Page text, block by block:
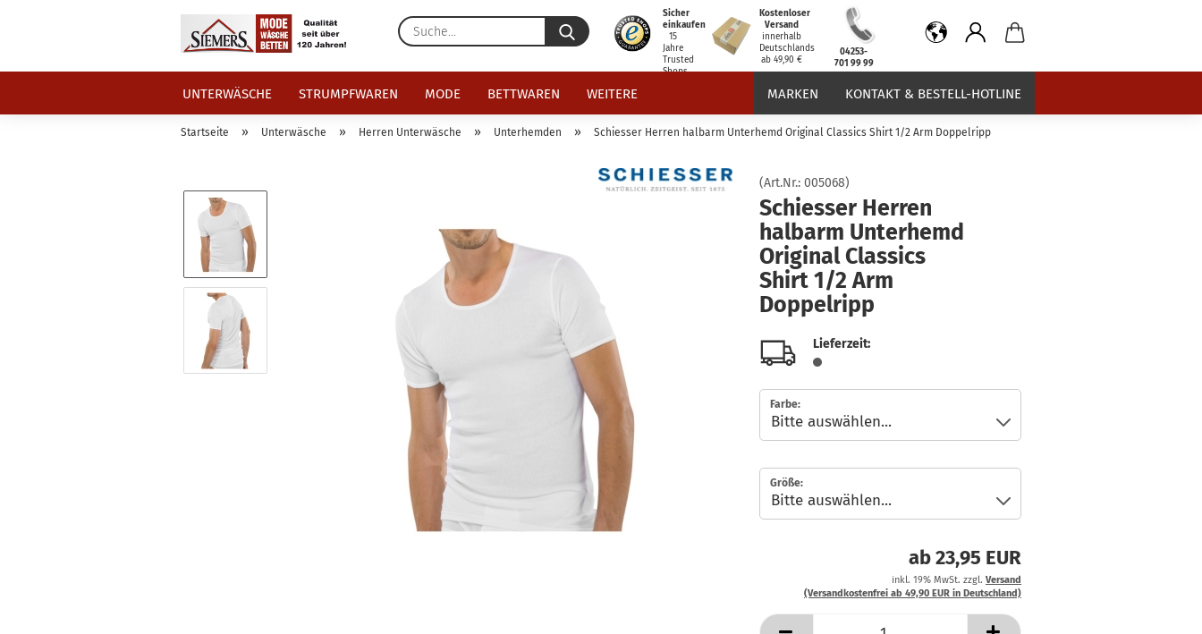
Suche...
Sicher
einkaufen
15
Jahre
Trusted
Shops
Kostenloser
Versand
innerhalb
Deutschlands
ab 49,90 €
04253-
701 99 99
UNTERWÄSCHE STRUMPFWAREN MODE BETTWAREN MARKEN KONTAKT & BESTELL-HOTLINE
WEITERE
Startseite » Unterwäsche » Herren Unterwäsche » Unterhemden » Schiesser Herren halbarm Unterhemd Original Classics Shirt 1/2 Arm Doppelripp
(Art.Nr.: 005068)
Schiesser Herren
halbarm Unterhemd
Original Classics
Shirt 1/2 Arm
Doppelripp
Lieferzeit:
Farbe:
Größe:
ab 23,95 EUR
inkl. 19% MwSt. zzgl. Versand
(Versandkostenfrei ab 49,90 EUR in Deutschland)